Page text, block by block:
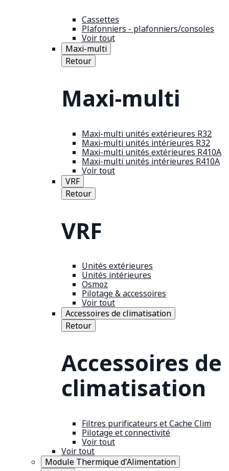
Cassettes
Plafonniers - plafonniers/consoles
Voir tout
Maxi-multi
Retour
Maxi-multi
Maxi-multi unités extérieures R32
Maxi-multi unités intérieures R32
Maxi-multi unités extérieures R410A
Maxi-multi unités intérieures R410A
Voir tout
VRF
Retour
VRF
Unités extérieures
Unités intérieures
Osmoz
Pilotage & accessoires
Voir tout
Accessoires de climatisation
Retour
Accessoires de
climatisation
Filtres purificateurs et Cache Clim
Pilotage et connectivité
Voir tout
Voir tout
Module Thermique d'Alimentation